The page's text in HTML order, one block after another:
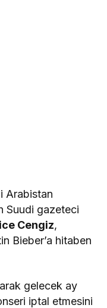
Arabistan
Suudi gazeteci
Cengiz,
Bieber’a hitaben
gelecek ay
iptal etmesini